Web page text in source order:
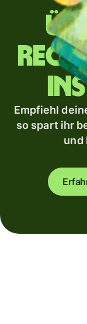
Empfiehl
so spart ihr
und